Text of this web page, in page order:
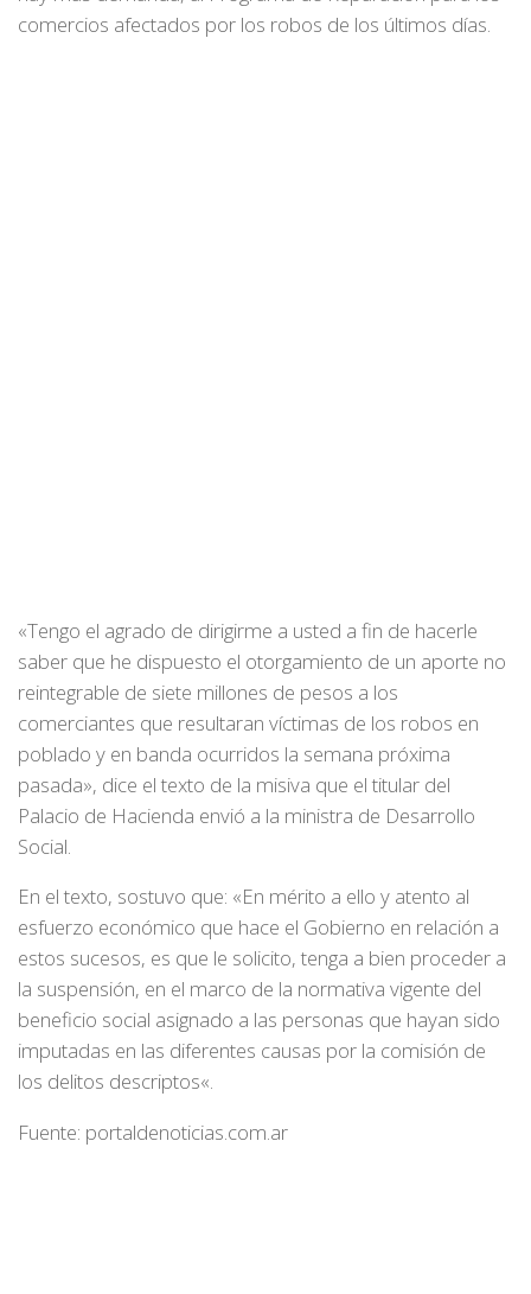
comercios afectados por los robos de los últimos días.
«Tengo el agrado de dirigirme a usted a fin de hacerle
saber que he dispuesto el otorgamiento de un aporte no
reintegrable de siete millones de pesos a los
comerciantes que resultaran víctimas de los robos en
poblado y en banda ocurridos la semana próxima
pasada», dice el texto de la misiva que el titular del
Palacio de Hacienda envió a la ministra de Desarrollo
Social.
En el texto, sostuvo que: «En mérito a ello y atento al
esfuerzo económico que hace el Gobierno en relación a
estos sucesos, es que le solicito, tenga a bien proceder a
la suspensión, en el marco de la normativa vigente del
beneficio social asignado a las personas que hayan sido
imputadas en las diferentes causas por la comisión de
los delitos descriptos«.
Fuente: portaldenoticias.com.ar